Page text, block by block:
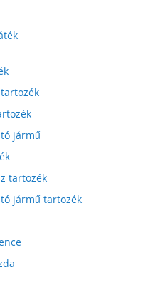
jármű
tartozék
jármű tartozék